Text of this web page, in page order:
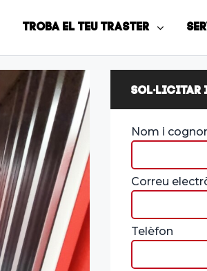
TROBA EL TEU TRASTER
SOL·LICITAR
Nom i
Correu
Telèfon